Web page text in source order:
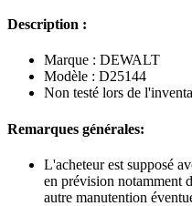
Description :
Marque : DEWALT
Modèle : D25144
Non testé lors de
Remarques générales:
L'acheteur est supposé
en prévision notamment
autre manutention